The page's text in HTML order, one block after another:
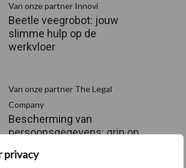
privacy
Van onze partner Innovi
Beetle veegrobot: jouw
slimme hulp op de
werkvloer
Van onze partner The Legal
Company
Bescherming van
persoonsgegevens: grip op